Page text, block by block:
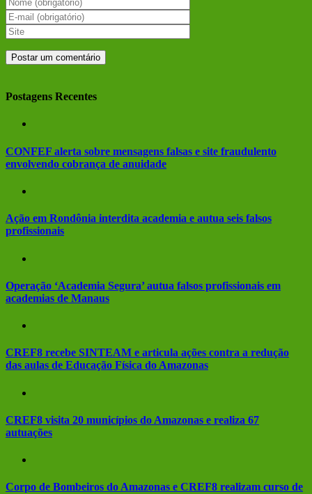
Postagens Recentes
CONFEF alerta sobre mensagens falsas e site fraudulento
envolvendo cobrança de anuidade
Ação em Rondônia interdita academia e autua seis falsos
profissionais
Operação ‘Academia Segura’ autua falsos profissionais em
academias de Manaus
CREF8 recebe SINTEAM e articula ações contra a redução
das aulas de Educação Física do Amazonas
CREF8 visita 20 municípios do Amazonas e realiza 67
autuações
Corpo de Bombeiros do Amazonas e CREF8 realizam curso de